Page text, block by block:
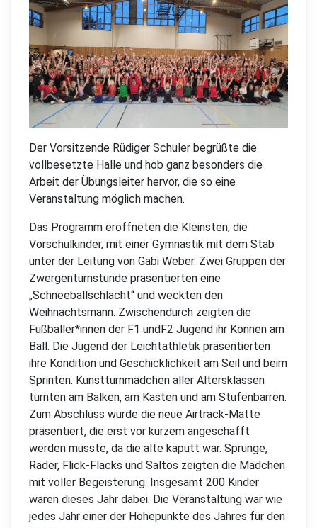
Der Vorsitzende Rüdiger Schuler begrüßte die
vollbesetzte Halle und hob ganz besonders die
Arbeit der Übungsleiter hervor, die so eine
Veranstaltung möglich machen.
Das Programm eröffneten die Kleinsten, die
Vorschulkinder, mit einer Gymnastik mit dem Stab
unter der Leitung von Gabi Weber. Zwei Gruppen der
Zwergenturnstunde präsentierten eine
„Schneeballschlacht“ und weckten den
Weihnachtsmann. Zwischendurch zeigten die
Fußballer*innen der F1 undF2 Jugend ihr Können am
Ball. Die Jugend der Leichtathletik präsentierten
ihre Kondition und Geschicklichkeit am Seil und beim
Sprinten. Kunstturnmädchen aller Altersklassen
turnten am Balken, am Kasten und am Stufenbarren.
Zum Abschluss wurde die neue Airtrack-Matte
präsentiert, die erst vor kurzem angeschafft
werden musste, da die alte kaputt war. Sprünge,
Räder, Flick-Flacks und Saltos zeigten die Mädchen
mit voller Begeisterung. Insgesamt 200 Kinder
waren dieses Jahr dabei. Die Veranstaltung war wie
jedes Jahr einer der Höhepunkte des Jahres für den